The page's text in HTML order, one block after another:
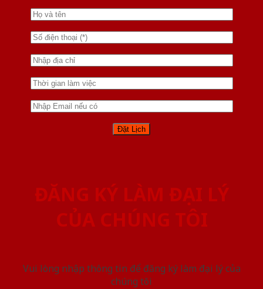
ĐĂNG KÝ LÀM ĐẠI LÝ
CỦA CHÚNG TÔI
Vui lòng nhập thông tin để đăng ký làm đại lý của
chúng tôi